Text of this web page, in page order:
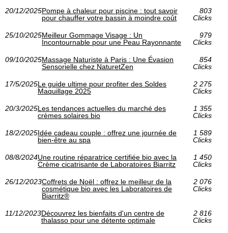
20/12/2025Pompe à chaleur pour piscine : tout savoir
pour chauffer votre bassin à moindre coût
803
Clicks
25/10/2025Meilleur Gommage Visage : Un
Incontournable pour une Peau Rayonnante
979
Clicks
09/10/2025Massage Naturiste à Paris : Une Évasion
Sensorielle chez NaturetZen
854
Clicks
17/5/2025Le guide ultime pour profiter des Soldes
Maquillage 2025
2 275
Clicks
20/3/2025Les tendances actuelles du marché des
crèmes solaires bio
1 355
Clicks
18/2/2025Idée cadeau couple : offrez une journée de
bien-être au spa
1 589
Clicks
08/8/2024Une routine réparatrice certifiée bio avec la
Crème cicatrisante de Laboratoires Biarritz
1 450
Clicks
26/12/2023Coffrets de Noël : offrez le meilleur de la
cosmétique bio avec les Laboratoires de
Biarritz®
2 076
Clicks
11/12/2023Découvrez les bienfaits d'un centre de
thalasso pour une détente optimale
2 816
Clicks